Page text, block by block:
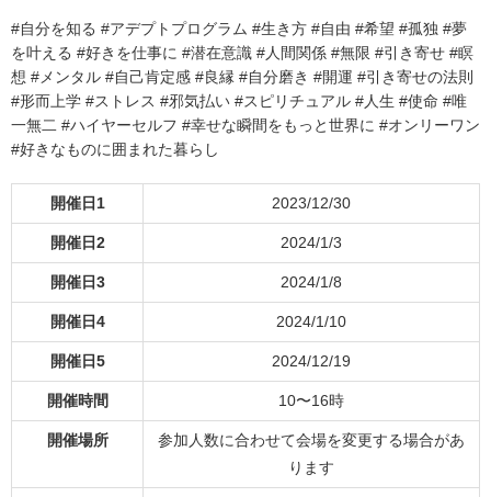
#自分を知る #アデプトプログラム #生き方 #自由 #希望 #孤独 #夢
を叶える #好きを仕事に #潜在意識 #人間関係 #無限 #引き寄せ #瞑
想 #メンタル #自己肯定感 #良縁 #自分磨き #開運 #引き寄せの法則
#形而上学 #ストレス #邪気払い #スピリチュアル #人生 #使命 #唯
一無二 #ハイヤーセルフ #幸せな瞬間をもっと世界に #オンリーワン
#好きなものに囲まれた暮らし
開催日1 2023/12/30
開催日2 2024/1/3
開催日3 2024/1/8
開催日4 2024/1/10
開催日5 2024/12/19
開催時間 10〜16時
開催場所
参加人数に合わせて会場を変更する場合があ
ります